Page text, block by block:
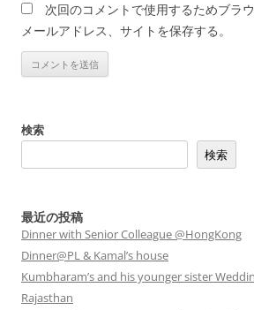
次回のコメントで使用するためブラ
メールアドレス、サイトを保存する。
検索
検索
最近の投稿
Dinner with Senior Colleague @HongKong
Dinner@PL & Kamal’s house
Kumbharam’s and his younger sister
Rajasthan